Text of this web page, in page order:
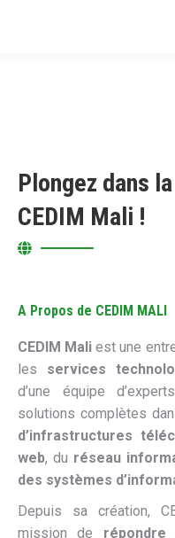
Plongez dans
CEDIM Mali !
A Propos de CEDIM MALI
CEDIM Mali est une
les services
d’une équipe
solutions complètes
d’infrastructures
web, du réseau
des systèmes
Depuis sa création,
mission de